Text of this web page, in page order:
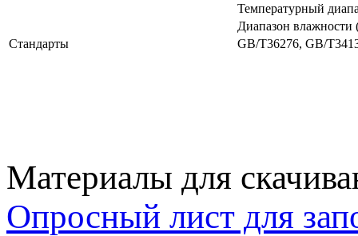
Температурный
Диапазон влажности
Стандарты
GB/T36276, GB/
Материалы для
Опросный лист для